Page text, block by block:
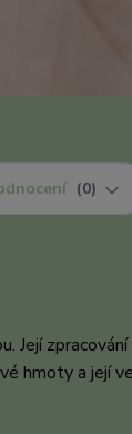
0
Její
hmoty a její